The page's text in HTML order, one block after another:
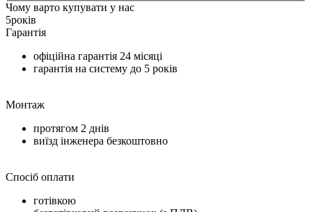
Чому варто купувати у нас
5років
Гарантія
офіційна гарантія 24 місяці
гарантія на систему до 5 років
Монтаж
протягом 2 днів
виїзд інженера безкоштовно
Спосіб оплати
готівкою